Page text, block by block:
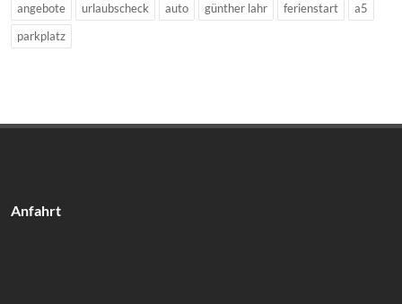
angebote
urlaubscheck auto günther lahr ferienstart
a5
parkplatz
Anfahrt